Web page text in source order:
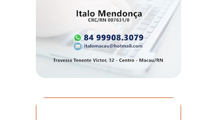
EMANCIPAÇÃO
CARNAUBAIS
EMANCIPAÇÃO
MACAU